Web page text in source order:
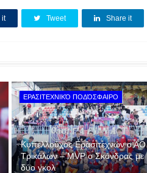
it Tweet Share it
ΕΡΑΣΙΤΕΧΝΙΚΌ ΠΟΔΌΣΦΑΙΡΟ
Κυπελλούχος Ερασιτεχνών ο ΑΟ
Τρικάλων – MVP ο Σκόνδρας με
δύο γκολ